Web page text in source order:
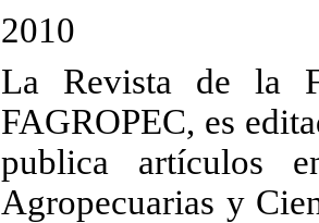
2010
La Revista de la
FAGROPEC, es
publica artículos
Agropecuarias y